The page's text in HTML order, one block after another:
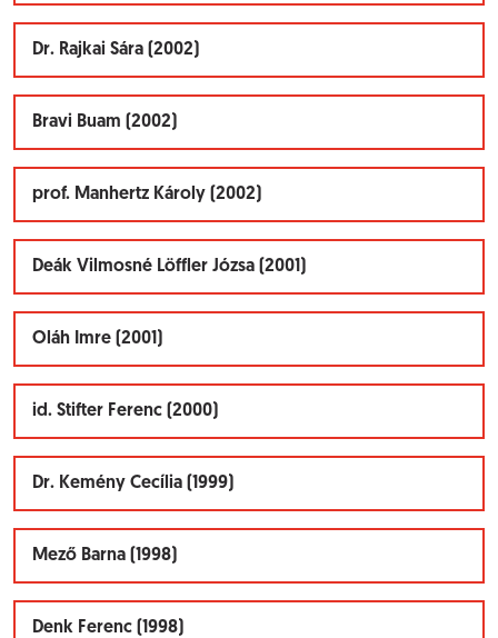
Dr. Rajkai Sára (2002)
Bravi Buam (2002)
prof. Manhertz Károly (2002)
Deák Vilmosné Löffler Józsa (2001)
Oláh Imre (2001)
id. Stifter Ferenc (2000)
Dr. Kemény Cecília (1999)
Mező Barna (1998)
Denk Ferenc (1998)